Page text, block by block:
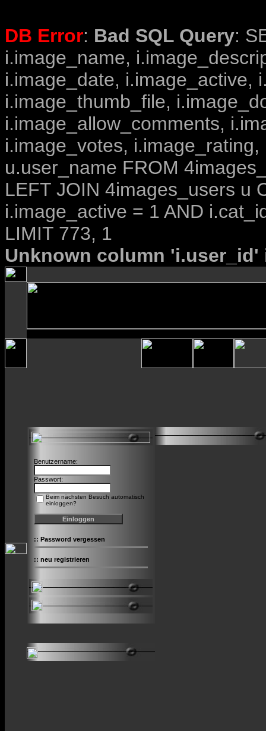
DB Error: Bad SQL Query:
i.image_name,
i.image_date, i.image_active,
i.image_thumb_file,
i.image_allow_comments,
i.image_votes,
u.user_name FROM
LEFT JOIN 4images_users u
i.image_active = 1 AND
LIMIT 773, 1
Unknown column
Benutzername:
Passwort:
Beim nächsten Besuch automatisch
einloggen?
:: Password vergessen
:: neu registrieren